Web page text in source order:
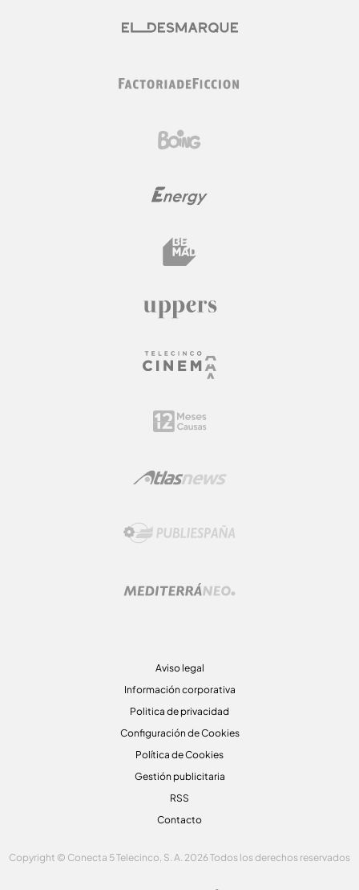
Aviso legal
Información corporativa
Politica de privacidad
Configuración de Cookies
Política de Cookies
Gestión publicitaria
RSS
Contacto
Copyright © Conecta 5 Telecinco, S. A. 2026 Todos los derechos reservados